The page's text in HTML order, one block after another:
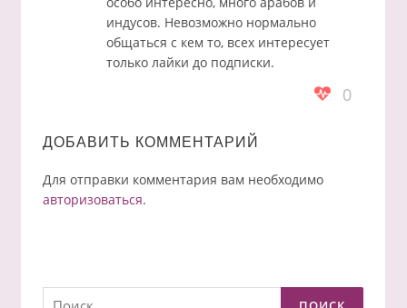
индусов. Невозможно нормально
общаться с кем то, всех интересует
только лайки до подписки.
0
ДОБАВИТЬ КОММЕНТАРИЙ
Для отправки комментария вам необходимо
авторизоваться.
Найти: